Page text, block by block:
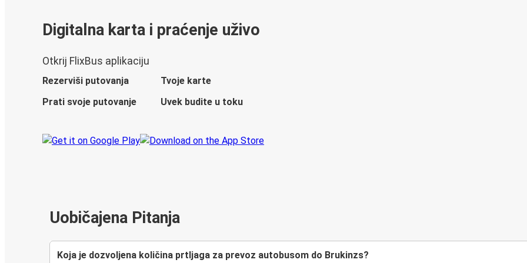
Digitalna karta i praćenje uživo
Otkrij FlixBus aplikaciju
Rezerviši putovanja
Tvoje karte
Prati svoje putovanje
Uvek budite u toku
Uobičajena Pitanja
Koja je dozvoljena količina prtljaga za prevoz autobusom do Brukinzs?